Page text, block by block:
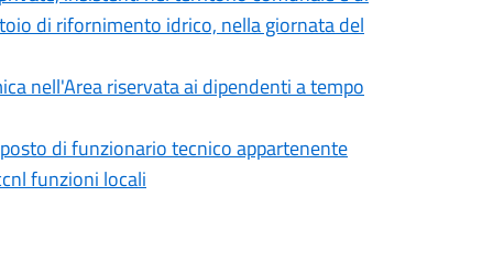
di rifornimento idrico, nella giornata del
nell'Area riservata ai dipendenti a tempo
di funzionario tecnico appartenente
funzioni locali